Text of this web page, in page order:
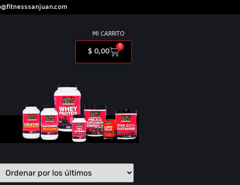
MI CARRITO
$ 0,00
0